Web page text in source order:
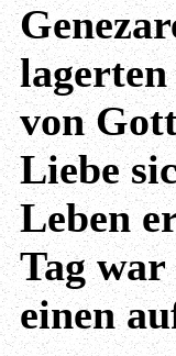
von
Liebe
Leben
Tag war
einen